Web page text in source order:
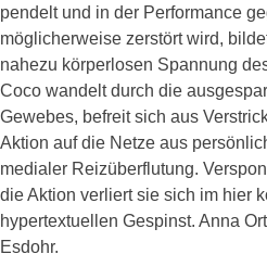
pendelt und in der Performance
möglicherweise zerstört wird,
nahezu körperlosen Spannung
Coco wandelt durch die
Gewebes, befreit sich aus
Aktion auf die Netze aus
medialer Reizüberflutung.
die Aktion verliert sie sich im hier
hypertextuellen Gespinst. Anna
Esdohr.